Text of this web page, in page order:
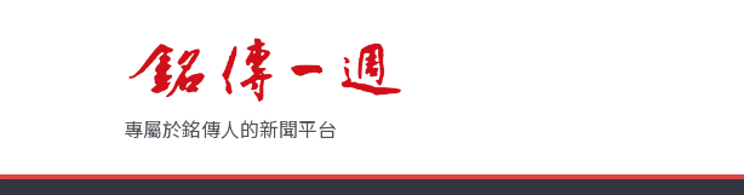
專屬於銘傳人的新聞平台